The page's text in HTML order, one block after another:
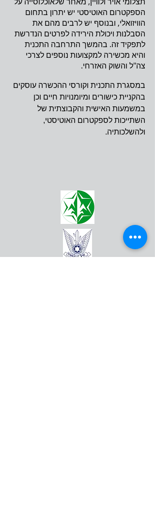
הספקטרום האוטיסטי יש יתרון בתחום
הוויזואלי, ובנוסף יש לרבים מהם את
הסבלנות ויכולת הירידה לפרטים הנדרשת
לתפקיד זה. בהמשך התרחבה התכנית
והיא מכשירה למקצועות נוספים לצרכי
צה"ל והשוק האזרחי.
במסגרת התכנית וקורסי ההכשרה עוסקים
בהקניית כישורים ומיומנויות חיים וכן
במשמעות האישית והקבוצתית של
השתייכות לספקטרום האוטיסטי,
ולהשלכותיה.